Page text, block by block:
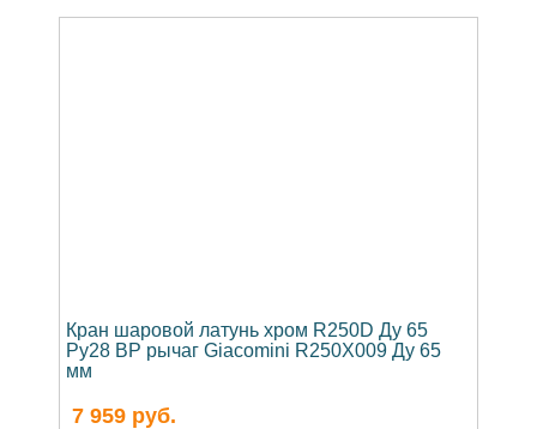
Кран шаровой латунь хром R250D Ду 65
Ру28 ВР рычаг Giacomini R250X009 Ду 65
мм
7 959 руб.